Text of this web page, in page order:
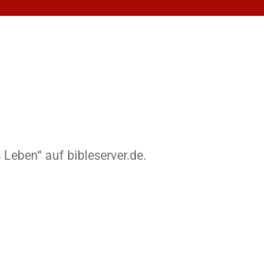
auf bibleserver.de.